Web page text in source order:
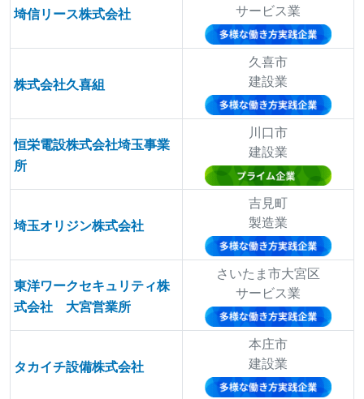
埼信リース株式会社
サービス業
株式会社久喜組
久喜市
建設業
恒栄電設株式会社埼玉事業
所
川口市
建設業
埼玉オリジン株式会社
吉見町
製造業
東洋ワークセキュリティ株
式会社 大宮営業所
さいたま市大宮区
サービス業
タカイチ設備株式会社
本庄市
建設業